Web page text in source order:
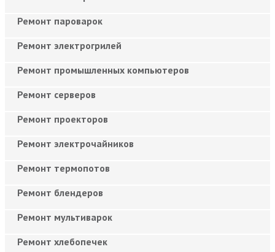
Ремонт пароварок
Ремонт электрогрилей
Ремонт промышленных компьютеров
Ремонт серверов
Ремонт проекторов
Ремонт электрочайников
Ремонт термопотов
Ремонт блендеров
Ремонт мультиварок
Ремонт хлебопечек